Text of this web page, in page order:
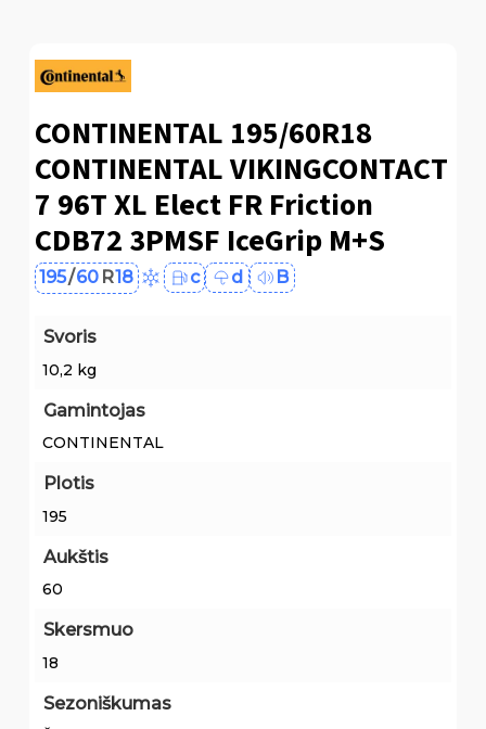
CONTINENTAL 195/60R18
CONTINENTAL VIKINGCONTACT
7 96T XL Elect FR Friction
CDB72 3PMSF IceGrip M+S
195/60 R18 c d B
Svoris
10,2 kg
Gamintojas
CONTINENTAL
Plotis
195
Aukštis
60
Skersmuo
18
Sezoniškumas